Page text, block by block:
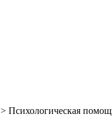
> Психологическая